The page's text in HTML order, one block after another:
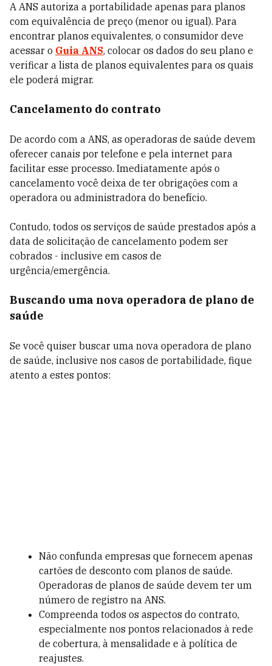
A ANS autoriza a portabilidade apenas para planos
com equivalência de preço (menor ou igual). Para
encontrar planos equivalentes, o consumidor deve
acessar o Guia ANS, colocar os dados do seu plano e
verificar a lista de planos equivalentes para os quais
ele poderá migrar.
Cancelamento do contrato
De acordo com a ANS, as operadoras de saúde devem
oferecer canais por telefone e pela internet para
facilitar esse processo. Imediatamente após o
cancelamento você deixa de ter obrigações com a
operadora ou administradora do benefício.
Contudo, todos os serviços de saúde prestados após a
data de solicitação de cancelamento podem ser
cobrados - inclusive em casos de
urgência/emergência.
Buscando uma nova operadora de plano de
saúde
Se você quiser buscar uma nova operadora de plano
de saúde, inclusive nos casos de portabilidade, fique
atento a estes pontos:
Não confunda empresas que fornecem apenas
cartões de desconto com planos de saúde.
Operadoras de planos de saúde devem ter um
número de registro na ANS.
Compreenda todos os aspectos do contrato,
especialmente nos pontos relacionados à rede
de cobertura, à mensalidade e à política de
reajustes.